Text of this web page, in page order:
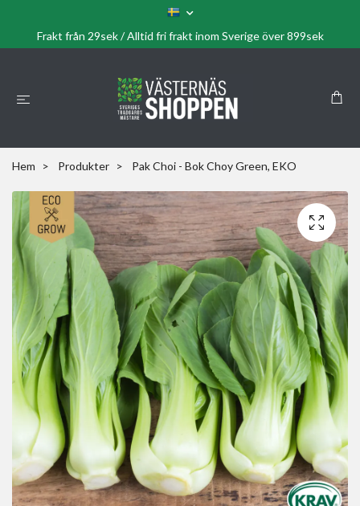
Frakt från 29sek / Alltid fri frakt inom Sverige över 899sek
Hem Produkter Pak Choi - Bok Choy Green, EKO